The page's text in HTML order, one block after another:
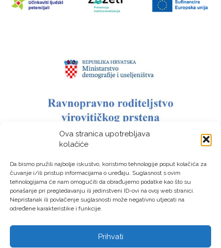
Ova stranica upotrebljava
kolačiće
Da bismo pružili najbolje iskustvo, koristimo tehnologije poput kolačića za
čuvanje i/ili pristup informacijama o uređaju. Suglasnost s ovim
tehnologijama će nam omogućiti da obrađujemo podatke kao što su
ponašanje pri pregledavanju ili jedinstveni ID-ovi na ovoj web stranici.
Nepristanak ili povlačenje suglasnosti može negativno utjecati na
određene karakteristike i funkcije.
Prihvati